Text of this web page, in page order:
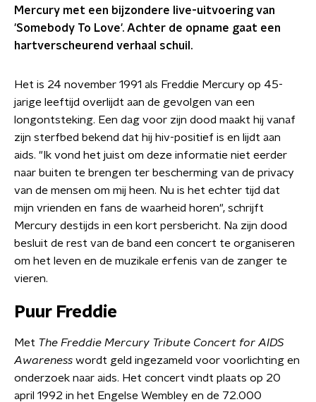
Mercury met een bijzondere live-uitvoering van
'Somebody To Love'. Achter de opname gaat een
hartverscheurend verhaal schuil.
Het is 24 november 1991 als Freddie Mercury op 45-
jarige leeftijd overlijdt aan de gevolgen van een
longontsteking. Een dag voor zijn dood maakt hij vanaf
zijn sterfbed bekend dat hij hiv-positief is en lijdt aan
aids. "Ik vond het juist om deze informatie niet eerder
naar buiten te brengen ter bescherming van de privacy
van de mensen om mij heen. Nu is het echter tijd dat
mijn vrienden en fans de waarheid horen", schrijft
Mercury destijds in een kort persbericht. Na zijn dood
besluit de rest van de band een concert te organiseren
om het leven en de muzikale erfenis van de zanger te
vieren.
Puur Freddie
Met The Freddie Mercury Tribute Concert for AIDS
Awareness wordt geld ingezameld voor voorlichting en
onderzoek naar aids. Het concert vindt plaats op 20
april 1992 in het Engelse Wembley en de 72.000